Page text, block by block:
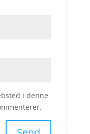
i denne